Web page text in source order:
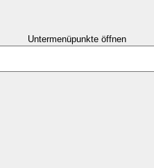
Untermenüpunkte öffnen